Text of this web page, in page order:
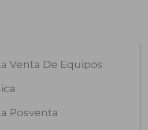
Venta De Equipos
Posventa